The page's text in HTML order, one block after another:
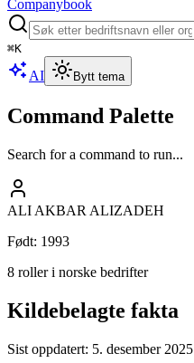
Companybook
⌘K
AI Bytt tema
Command Palette
Search for a command to run...
ALI AKBAR ALIZADEH
Født: 1993
8 roller i norske bedrifter
Kildebelagte fakta
Sist oppdatert: 5. desember 2025